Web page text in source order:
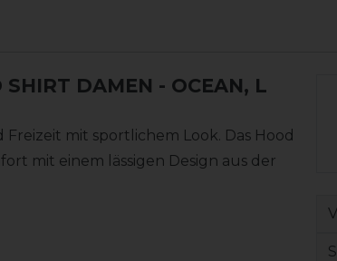
SHIRT DAMEN - OCEAN, L
mit sportlichem Look. Das Hood
mit einem lässigen Design aus der